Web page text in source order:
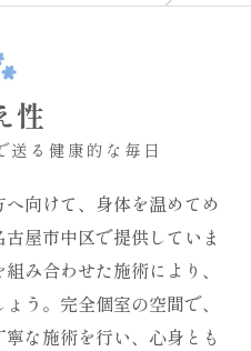
性
送る健康的な毎日
向けて、身体を温めてめ
屋市中区で提供していま
み合わせた施術により、
う。完全個室の空間で、
な施術を行い、心身とも